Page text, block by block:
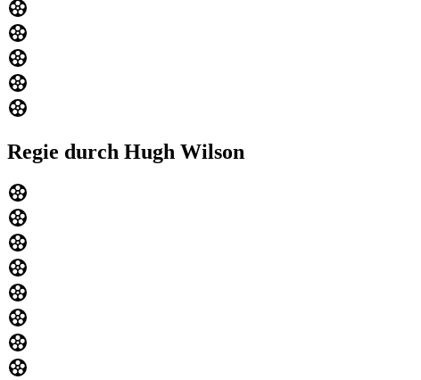
Regie durch Hugh Wilson